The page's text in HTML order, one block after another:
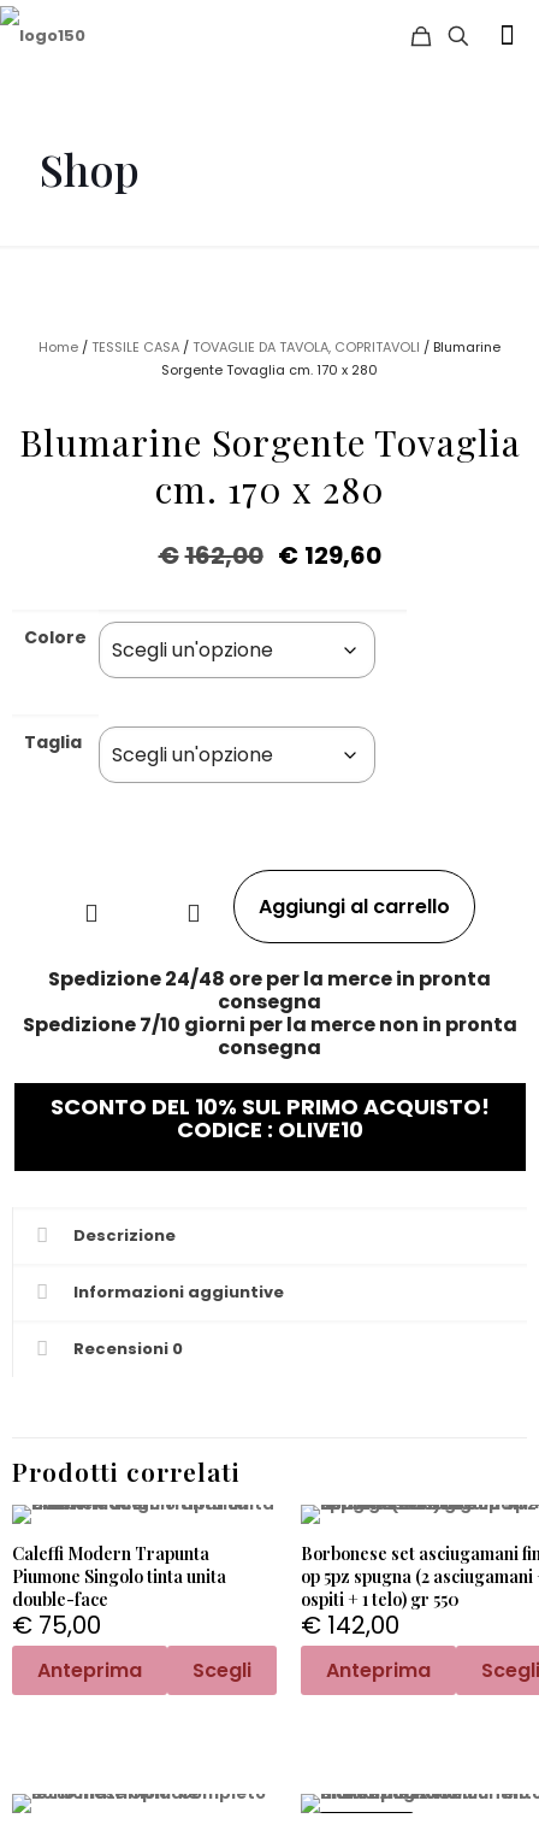
Shop
Home / TESSILE CASA / TOVAGLIE DA TAVOLA, COPRITAVOLI / Blumarine
Sorgente Tovaglia cm. 170 x 280
Blumarine Sorgente Tovaglia
cm. 170 x 280
€162,00 € 129,60
Colore
Taglia
Aggiungi al carrello
Spedizione 24/48 ore per la merce in pronta
consegna
Spedizione 7/10 giorni per la merce non in pronta
consegna
SCONTO DEL 10% SUL PRIMO ACQUISTO!
CODICE : OLIVE10
Descrizione
Informazioni aggiuntive
Recensioni 0
Prodotti correlati
Caleffi Modern Trapunta
Piumone Singolo tinta unita
double-face
€ 75,00
Anteprima Scegli
Borbonese set asciugamani
op 5pz spugna (2 asciugamani
ospiti + 1 telo) gr 550
€ 142,00
Anteprima Scegli